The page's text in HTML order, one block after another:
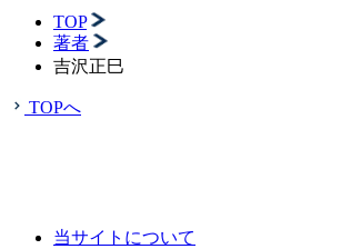
TOP
著者
吉沢正巳
TOPへ
当サイトについて